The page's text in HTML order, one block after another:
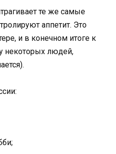
те же самые
аппетит. Это
и в конечном итоге к
некоторых людей,